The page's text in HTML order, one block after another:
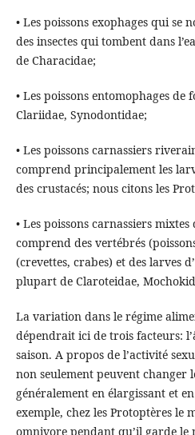
• Les poissons exophages qui
des insectes qui tombent dans
de Characidae;
• Les poissons entomophages de
Clariidae, Synodontidae;
• Les poissons carnassiers
comprend principalement les
des crustacés; nous citons les
• Les poissons carnassiers
comprend des vertébrés
(crevettes, crabes) et des larves
plupart de Claroteidae,
La variation dans le régime
dépendrait ici de trois facteurs:
saison. A propos de l’activité
non seulement peuvent changer
généralement en élargissant et
exemple, chez les Protoptères le
omnivore pendant qu’il garde le